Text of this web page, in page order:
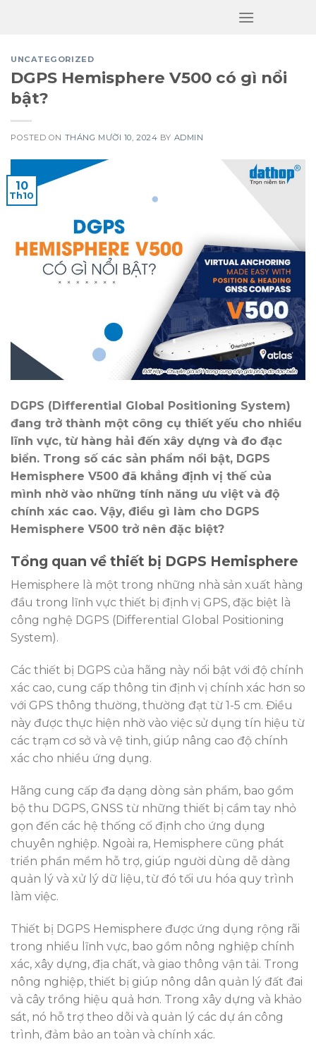
UNCATEGORIZED
DGPS Hemisphere V500 có gì nổi
bật?
POSTED ON THÁNG MƯỜI 10, 2024 BY ADMIN
10
Th10
DGPS (Differential Global Positioning System)
đang trở thành một công cụ thiết yếu cho nhiều
lĩnh vực, từ hàng hải đến xây dựng và đo đạc
biển. Trong số các sản phẩm nổi bật, DGPS
Hemisphere V500 đã khẳng định vị thế của
mình nhờ vào những tính năng ưu việt và độ
chính xác cao. Vậy, điều gì làm cho DGPS
Hemisphere V500 trở nên đặc biệt?
Tổng quan về thiết bị DGPS Hemisphere
Hemisphere là một trong những nhà sản xuất hàng
đầu trong lĩnh vực thiết bị định vị GPS, đặc biệt là
công nghệ DGPS (Differential Global Positioning
System).
Các thiết bị DGPS của hãng này nổi bật với độ chính
xác cao, cung cấp thông tin định vị chính xác hơn so
với GPS thông thường, thường đạt từ 1-5 cm. Điều
này được thực hiện nhờ vào việc sử dụng tín hiệu từ
các trạm cơ sở và vệ tinh, giúp nâng cao độ chính
xác cho nhiều ứng dụng.
Hãng cung cấp đa dạng dòng sản phẩm, bao gồm
bộ thu DGPS, GNSS từ những thiết bị cầm tay nhỏ
gọn đến các hệ thống cố định cho ứng dụng
chuyên nghiệp. Ngoài ra, Hemisphere cũng phát
triển phần mềm hỗ trợ, giúp người dùng dễ dàng
quản lý và xử lý dữ liệu, từ đó tối ưu hóa quy trình
làm việc.
Thiết bị DGPS Hemisphere được ứng dụng rộng rãi
trong nhiều lĩnh vực, bao gồm nông nghiệp chính
xác, xây dựng, địa chất, và giao thông vận tải. Trong
nông nghiệp, thiết bị giúp nông dân quản lý đất đai
và cây trồng hiệu quả hơn. Trong xây dựng và khảo
sát, nó hỗ trợ theo dõi và quản lý các dự án công
trình, đảm bảo an toàn và chính xác.